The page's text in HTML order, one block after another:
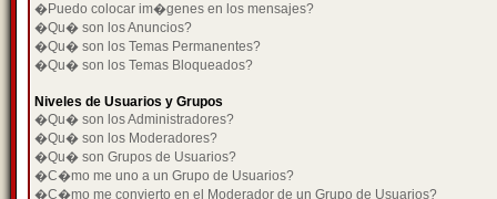
�Puedo colocar im�genes en los mensajes?
�Qu� son los Anuncios?
�Qu� son los Temas Permanentes?
�Qu� son los Temas Bloqueados?
Niveles de Usuarios y Grupos
�Qu� son los Administradores?
�Qu� son los Moderadores?
�Qu� son Grupos de Usuarios?
�C�mo me uno a un Grupo de Usuarios?
�C�mo me convierto en el Moderador de un Grupo de Usuarios?